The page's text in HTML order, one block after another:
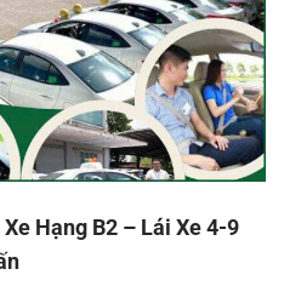
Hạng B2 – Lái Xe 4-9